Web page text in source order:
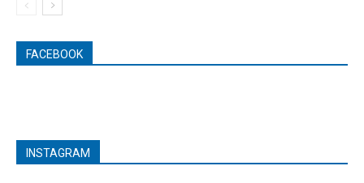
FACEBOOK
INSTAGRAM